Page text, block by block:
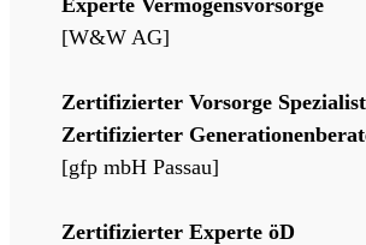
[W&W AG]
Zertifizierter Vorsorge Spezialist
Zertifizierter
[gfp mbH Passau]
Zertifizierter Experte öD